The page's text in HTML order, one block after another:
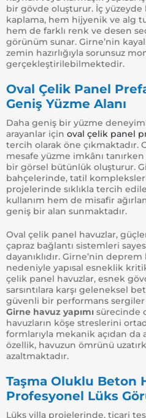
bir gövde oluşturur. İç yüzeyde
kaplama, hem hijyenik ve alg
hem de farklı renk ve desen
görünüm sunar. Girne’nin
zemin hazırlığıyla sorunsuz
gerçekleştirilebilmektedir.
Oval Çelik Panel
Geniş Yüzme Alanı
Daha geniş bir yüzme
arayanlar için oval çelik panel
tercih olarak öne çıkmaktadır.
mesafe yüzme imkânı
bir görsel bütünlük oluşturur.
bahçelerinde, tatil
projelerinde sıklıkla tercih
kullanım hem de misafir
geniş bir alan sunmaktadır.
Oval çelik panel havuzlar,
çapraz bağlantı sistemleri
dayanıklıdır. Girne’nin deprem
nedeniyle yapısal esneklik
çelik panel havuzlar, esnek
sarsıntılara karşı geleneksel
güvenli bir performans sergiler
Girne havuz yapımı sürecinde
havuzların köşe streslerini
formlarıyla mekanik açıdan da
özellik, havuzun ömrünü
azaltmaktadır.
Taşma Oluklu Beton
Profesyonel Lüks
Lüks villa projelerinde, ticari